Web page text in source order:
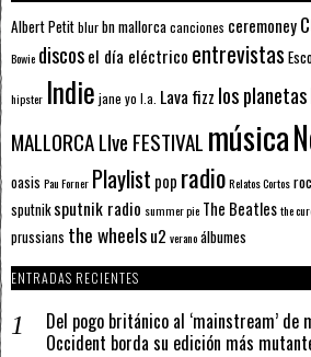
Albert Petitblurbn mallorcacanciones ceremoney
Bowie discosel día eléctrico entrevistas
hipster Indie jane yo l.a. Lava fizz los planetas
MALLORCA LIve FESTIVAL música
oasis Pau Forner Playlist pop radioRelatos Cortos
sputnik sputnik radio summer pie The Beatlesthe
prussians the wheelsu2 veranoálbumes
ENTRADAS RECIENTES
Del pogo británico al ‘mainstream’ de
Occident borda su edición más